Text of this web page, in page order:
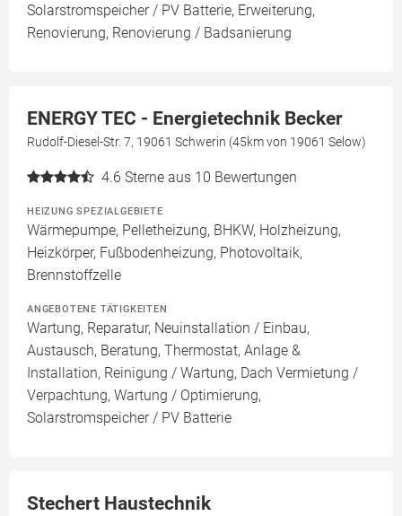
Solarstromspeicher / PV Batterie, Erweiterung,
Renovierung, Renovierung / Badsanierung
ENERGY TEC - Energietechnik Becker
Rudolf-Diesel-Str. 7, 19061 Schwerin (45km von 19061 Selow)
4.6 Sterne aus 10 Bewertungen
HEIZUNG SPEZIALGEBIETE
Wärmepumpe, Pelletheizung, BHKW, Holzheizung,
Heizkörper, Fußbodenheizung, Photovoltaik,
Brennstoffzelle
ANGEBOTENE TÄTIGKEITEN
Wartung, Reparatur, Neuinstallation / Einbau,
Austausch, Beratung, Thermostat, Anlage &
Installation, Reinigung / Wartung, Dach Vermietung /
Verpachtung, Wartung / Optimierung,
Solarstromspeicher / PV Batterie
Stechert Haustechnik